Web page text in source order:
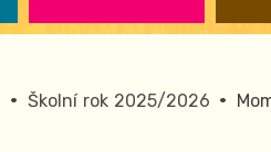
• Školní rok 2025/2026 •